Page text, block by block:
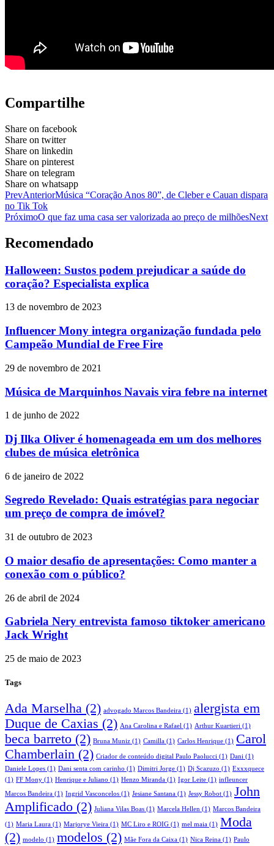
Compartilhe
Share on facebook
Share on twitter
Share on linkedin
Share on pinterest
Share on telegram
Share on whatsapp
PrevAnteriorMúsica “Coração Anos 80”, de Cleber e Cauan dispara
no Tik Tok
PróximoO que faz uma casa ser valorizada ao preço de milhõesNext
Recomendado
Halloween: Sustos podem prejudicar a saúde do
coração? Especialista explica
13 de novembro de 2023
Influencer Mony integra organização fundada pelo
Campeão Mundial de Free Fire
29 de novembro de 2021
Música de Marquinhos Navais vira febre na internet
1 de junho de 2022
Dj Ilka Oliver é homenageada em um dos melhores
clubes de música eletrônica
6 de janeiro de 2022
Segredo Revelado: Quais estratégias para negociar
um preço de compra de imóvel?
31 de outubro de 2023
O maior desafio de apresentações: Como manter a
conexão com o público?
26 de abril de 2024
Gabriela Nery entrevista famoso tiktoker americano
Jack Wright
25 de maio de 2023
Tags
Ada Marselha (2) advogado Marcos Bandeira (1) alergista em
Duque de Caxias (2) Ana Carolina e Rafael (1) Arthur Kuartieri (1)
beca barreto (2) Bruna Muniz (1) Camilla (1) Carlos Henrique (1) Carol
Chamberlain (2) Criador de conteúdo digital Paulo Paolucci (1) Dani (1)
Daniele Lopes (1) Dani senta com carinho (1) Dimitri Jorge (1) Dj Scazuzo (1) Exxxquece
(1) FF Mony (1) Henrique e Juliano (1) Henzo Miranda (1) Igor Leite (1) infleuncer
Marcos Bandeira (1) Ingrid Vasconcelos (1) Jesiane Santana (1) Jessy Robot (1) John
Amplificado (2) Juliana Vilas Boas (1) Marcela Hellen (1) Marcos Bandeira
(1) Maria Laura (1) Marjorye Vieira (1) MC Liro e ROIG (1) mel maia (1) Moda
(2) modelo (1) modelos (2) Mãe Fora da Caixa (1) Nica Reina (1) Paulo